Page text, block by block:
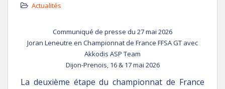
Actualités
Communiqué de presse du 27 mai 2026
Joran Leneutre en Championnat de France FFSA GT avec
Akkodis ASP Team
Dijon-Prenois, 16 & 17 mai 2026
La deuxième étape du championnat de France